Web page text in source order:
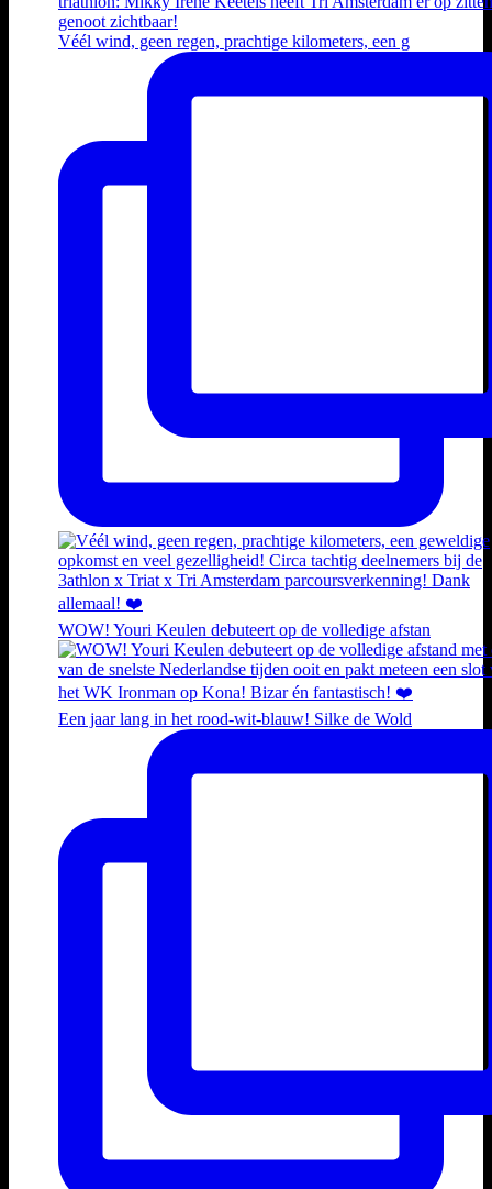
Véél wind, geen regen, prachtige kilometers, een g
WOW! Youri Keulen debuteert op de volledige afstan
Een jaar lang in het rood-wit-blauw! Silke de Wold